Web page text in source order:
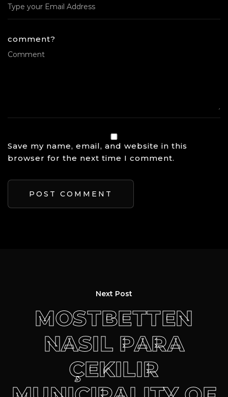
comment?
Save my name, email, and website in this
browser for the next time I comment.
MOSTBETTEN
NASIL PARA
ÇEKILIR
Next Post